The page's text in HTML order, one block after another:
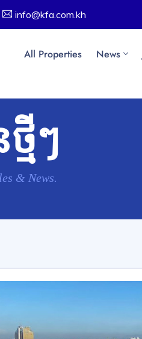
info@kfa.com.kh
All Properties News
មីៗ
& News.